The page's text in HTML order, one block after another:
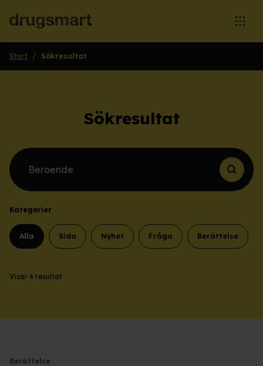
Start / Sökresultat
Sökresultat
Sök efter innehåll
Kategorier
Alla Sida Nyhet Fråga Berättelse
Visar 4 resultat
Berättelse